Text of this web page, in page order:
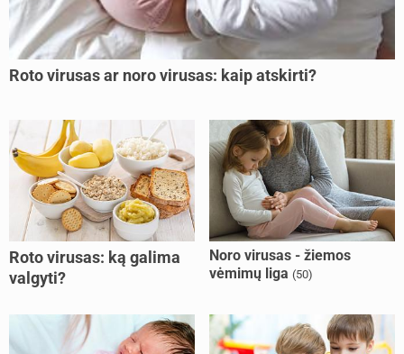
Roto virusas ar noro virusas: kaip atskirti?
Roto virusas: ką galima
valgyti?
Noro virusas - žiemos
vėmimų liga (50)